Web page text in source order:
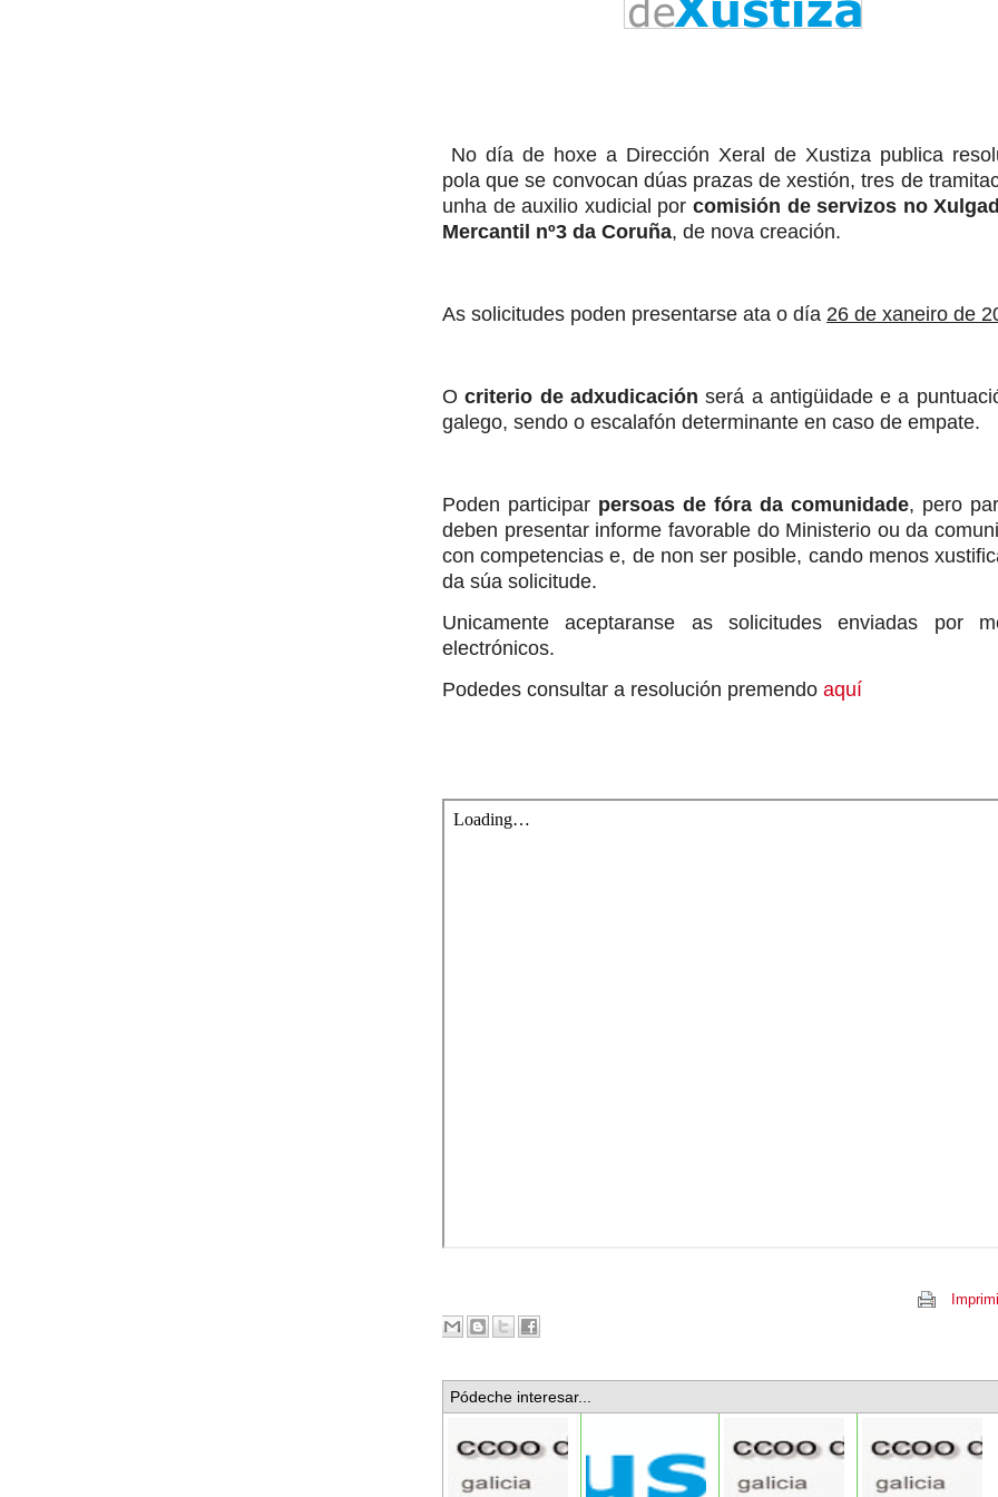
No día de hoxe a Dirección Xeral de Xustiza publica
pola que se convocan dúas prazas de xestión, tres de
unha de auxilio xudicial por comisión de servizos no
Mercantil nº3 da Coruña, de nova creación.
As solicitudes poden presentarse ata o día 26 de xaneiro de
Ocriterio de adxudicación será a antigüidade e a
galego, sendo o escalafón determinante en caso de empate.
Poden participar persoas de fóra da comunidade, pero
deben presentar informe favorable do Ministerio ou da
con competencias e, de non ser posible, cando menos
da súa solicitude.
Unicamente aceptaranse as solicitudes enviadas por
electrónicos.
Podedes consultar a resolución premendo aquí
Pódeche interesar...